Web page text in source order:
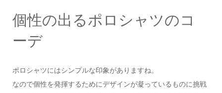
個性の出るポロシャツのコ
ーデ
ポロシャツにはシンプルな印象がありますね。
なので個性を発揮するためにデザインが凝っているものに挑戦